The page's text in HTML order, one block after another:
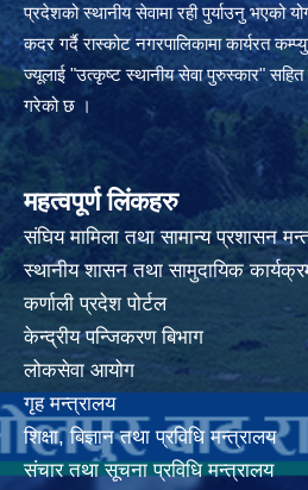
प्रदेशको स्थानीय सेवामा रही पुर्याउनु भएको
कदर गर्दै रास्कोट नगरपालिकामा कार्यरत
ज्यूलाई "उत्कृष्ट स्थानीय सेवा पुरुस्कार" सहित
गरेको छ ।
महत्वपूर्ण लिंकहरु
संघिय मामिला तथा सामान्य प्रशासन
स्थानीय शासन तथा सामुदायिक
कर्णाली प्रदेश पोर्टल
केन्द्रीय पन्जिकरण बिभाग
लोकसेवा आयोग
गृह मन्त्रालय
शिक्षा, बिज्ञान तथा प्रविधि मन्त्रालय
संचार तथा सूचना प्रविधि मन्त्रालय